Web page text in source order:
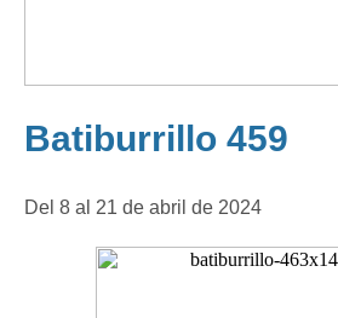
Batiburrillo 459
Del 8 al 21 de abril de 2024